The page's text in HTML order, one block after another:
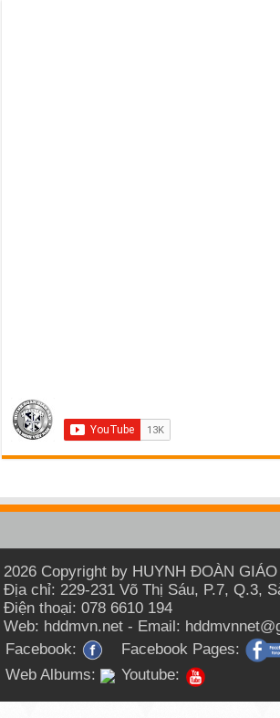
2026 Copyright by HUYNH ĐOÀN
Địa chỉ: 229-231 Võ Thị Sáu, P.7, Q.3,
Điện thoại: 078 6610 194
Web: hddmvn.net - Email:
Facebook:
Facebook Pages:
Web Albums:
Youtube: